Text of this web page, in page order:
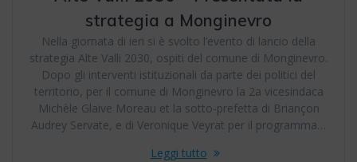
strategia a Monginevro
Nella giornata di ieri si è svolto l’evento di lancio della
strategia Alte Valli 2030, ospiti del comune di Monginevro.
Dopo gli interventi istituzionali da parte dei politici del
territorio, per il comune di Monginevro la 2a vicesindaca
Michèle Glaive Moreau et la sotto-prefetta di Briançon
Audrey Servate, e di Veronique Veyrat per il programma…
Leggi tutto